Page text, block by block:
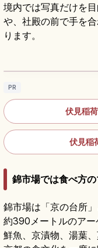
境内では写真だけを
や、社殿の前で手を
ります。
伏見稲荷大社の見
PR
伏見稲
伏見稲
錦市場では食べ方
錦市場は「京の台所
約390メートルのアー
鮮魚、京漬物、湯葉